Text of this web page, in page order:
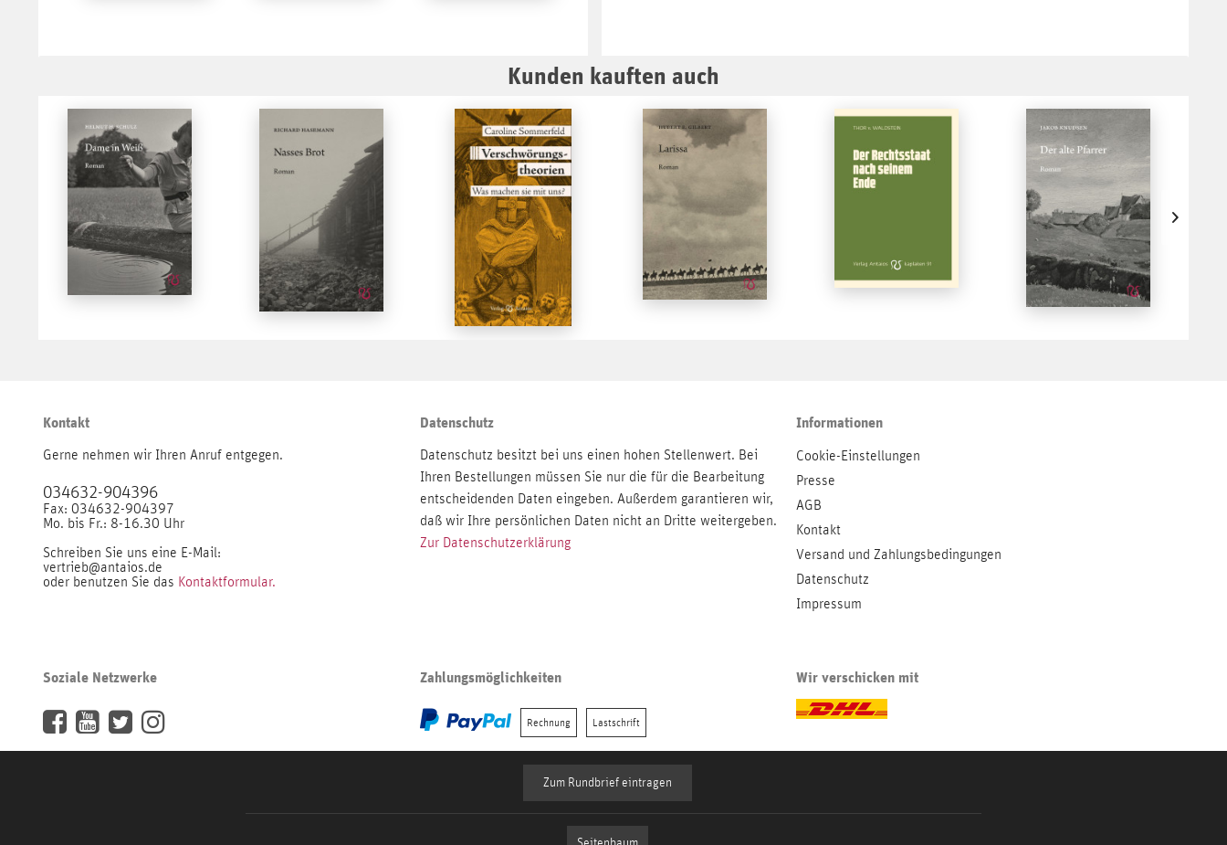
Kunden kauften auch
Kontakt
Gerne nehmen wir Ihren Anruf entgegen.
034632-904396
Fax: 034632-904397
Mo. bis Fr.: 8-16.30 Uhr
Schreiben Sie uns eine E-Mail:
vertrieb@antaios.de
oder benutzen Sie das Kontaktformular.
Datenschutz
Datenschutz besitzt bei uns einen hohen Stellenwert. Bei
Ihren Bestellungen müssen Sie nur die für die Bearbeitung
entscheidenden Daten eingeben. Außerdem garantieren wir,
daß wir Ihre persönlichen Daten nicht an Dritte weitergeben.
Zur Datenschutzerklärung
Informationen
Cookie-Einstellungen
Presse
AGB
Kontakt
Versand und Zahlungsbedingungen
Datenschutz
Impressum
Soziale Netzwerke Zahlungsmöglichkeiten
Rechnung Lastschrift
Wir verschicken mit
Zum Rundbrief eintragen